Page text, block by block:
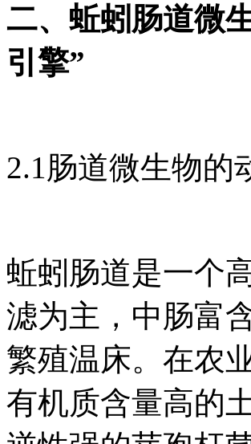
二、蚯蚓肠道微
引擎”
2.1肠道微生物的
蚯蚓肠道是一个
滤为主，中肠富
繁殖温床。在农
有机质含量高的